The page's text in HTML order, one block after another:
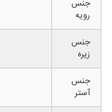
جنس
رویه
جنس
زیره
جنس
آستر